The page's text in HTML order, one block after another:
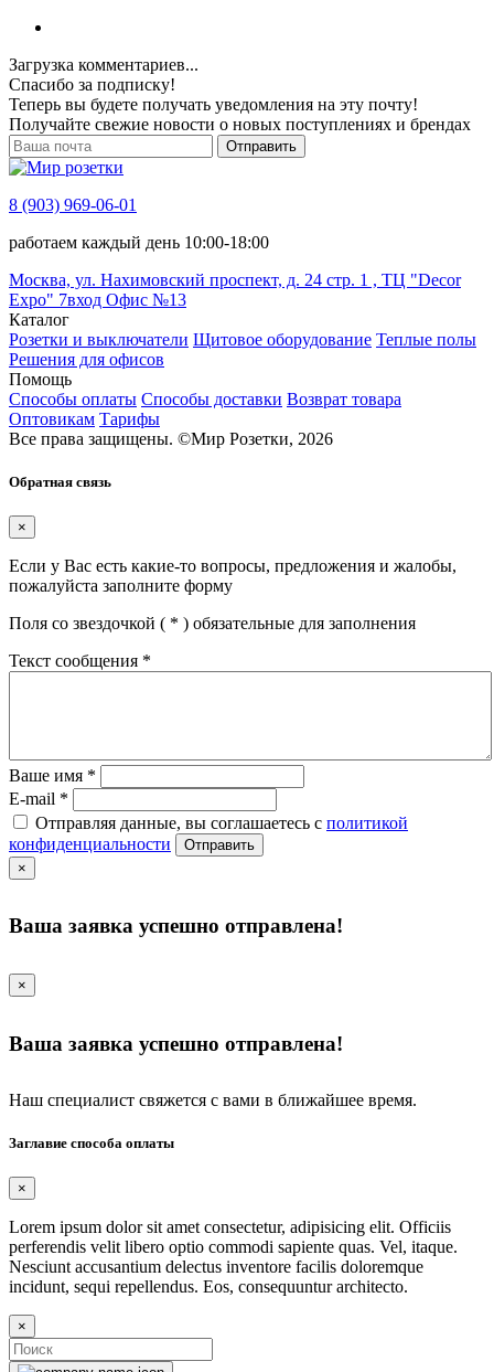
Загрузка комментариев...
Спасибо за подписку!
Теперь вы будете получать уведомления на эту почту!
Получайте свежие новости о новых поступлениях и брендах
Отправить
8 (903) 969-06-01
работаем каждый день 10:00-18:00
Москва, ул. Нахимовский проспект, д. 24 стр. 1 , ТЦ "Decor
Expo" 7вход Офис №13
Каталог
Розетки и выключатели Щитовое оборудование Теплые полы
Решения для офисов
Помощь
Способы оплаты Способы доставки Возврат товара
Оптовикам Тарифы
Все права защищены. ©Мир Розетки, 2026
Обратная связь
×
Если у Вас есть какие-то вопросы, предложения и жалобы,
пожалуйста заполните форму
Поля со звездочкой ( * ) обязательные для заполнения
Текст сообщения *
Ваше имя *
E-mail *
Отправляя данные, вы соглашаетесь с политикой
конфиденциальности
Отправить
×
Ваша заявка успешно отправлена!
×
Ваша заявка успешно отправлена!
Наш специалист свяжется с вами в ближайшее время.
Заглавие способа оплаты
×
Lorem ipsum dolor sit amet consectetur, adipisicing elit. Officiis
perferendis velit libero optio commodi sapiente quas. Vel, itaque.
Nesciunt accusantium delectus inventore facilis doloremque
incidunt, sequi repellendus. Eos, consequuntur architecto.
×